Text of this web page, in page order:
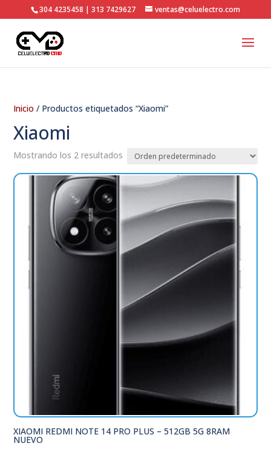
304 4235458 | 313 7429627 ventas@celuelectro.com
Inicio / Productos etiquetados “Xiaomi”
Xiaomi
Mostrando los 2 resultados
XIAOMI REDMI NOTE 14 PRO PLUS – 512GB 5G 8RAM
NUEVO